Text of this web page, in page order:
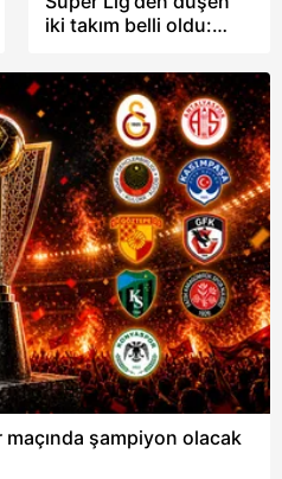
iki takım belli oldu:
Kargümrük
şampiyon olacak